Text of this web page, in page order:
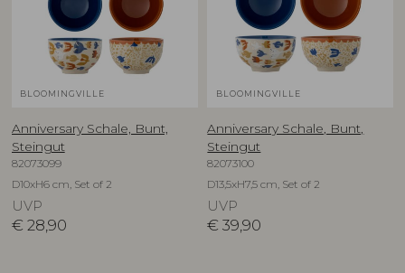
BLOOMINGVILLE
Anniversary Schale, Bunt,
Steingut
82073099
D10xH6 cm, Set of 2
UVP
€ 28,90
BLOOMINGVILLE
Anniversary Schale, Bunt,
Steingut
82073100
D13,5xH7,5 cm, Set of 2
UVP
€ 39,90